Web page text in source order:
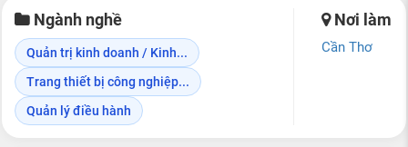
Ngành nghề
Quản trị kinh doanh / Kinh...
Trang thiết bị công nghiệp...
Quản lý điều hành
Nơi làm
Cần Thơ